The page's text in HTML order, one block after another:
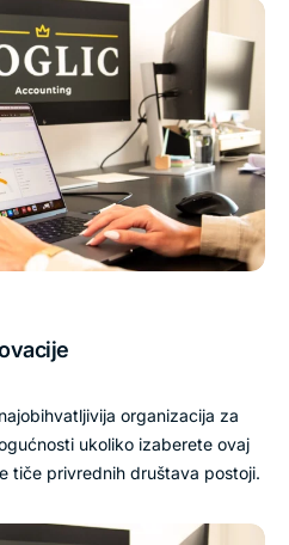
organizacija za
ukoliko izaberete ovaj
tiče privrednih društava postoji.